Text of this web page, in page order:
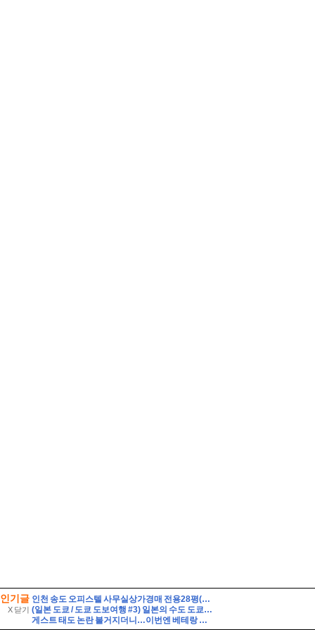
인기글
X 닫기
인천 송도 오피스텔 사무실상가경매 전용28평(1억8천) 초역세권 국제업무지구역 송도센트로드 19층 유찰2회 인천송도센트로드오피스텔상가 부동산경매 매매
(일본 도쿄 / 도쿄 도보여행 #3) 일본의 수도 도쿄의 도심 곳곳을 뚜벅뚜벅. 잘 알려지지 않은 도쿄의 숨겨진 명소까지
게스트 태도 논란 불거지더니…이번엔 베테랑 출격, 유재석은 '우쭐' ('놀뭐')